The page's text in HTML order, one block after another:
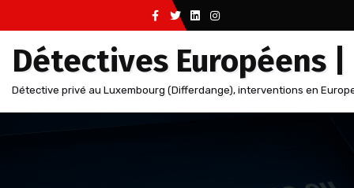
au
contenu
Détectives Européens
Détective privé au Luxembourg (Differdange), interventions en